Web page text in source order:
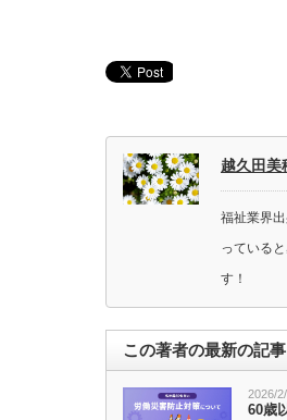
越久田美
福祉業界
っている
す！
この著者の最新の記事
2026/
60歳